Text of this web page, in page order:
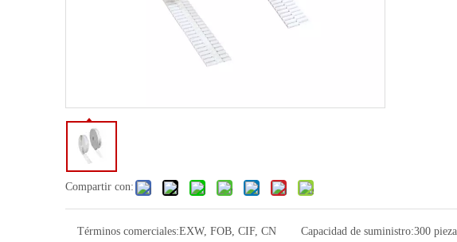
Compartir con:
Términos comerciales:EXW, FOB, CIF, CN
Capacidad de suministro:300